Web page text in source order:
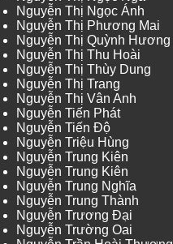
Nguyễn Thị Ngọc Ánh
Nguyễn Thị Phương Mai
Nguyễn Thị Quỳnh Hương
Nguyễn Thị Thu Hoài
Nguyễn Thị Thùy Dung
Nguyễn Thị Trang
Nguyễn Thị Vân Anh
Nguyễn Tiến Phát
Nguyễn Tiến Độ
Nguyễn Triệu Hùng
Nguyễn Trung Kiên
Nguyễn Trung Kiên
Nguyễn Trung Nghĩa
Nguyễn Trung Thành
Nguyễn Trương Đại
Nguyễn Trường Oai